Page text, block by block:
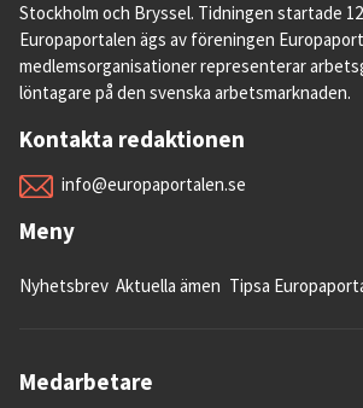
Stockholm och Bryssel. Tidningen startade 12
Europaportalen ägs av föreningen
medlemsorganisationer representerar
löntagare på den svenska arbetsmarknaden.
Kontakta redaktionen
info@europaportalen.se
Meny
Nyhetsbrev Aktuella ämen Tipsa
Medarbetare